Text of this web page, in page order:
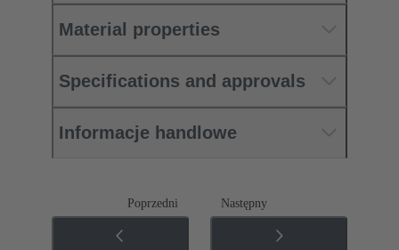
Material properties
Specifications and approvals
Informacje handlowe
Poprzedni Następny